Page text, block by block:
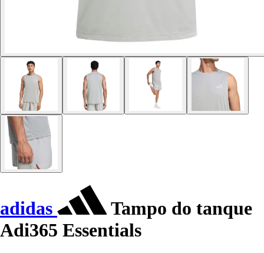
adidas
Tampo do tanque
Adi365 Essentials